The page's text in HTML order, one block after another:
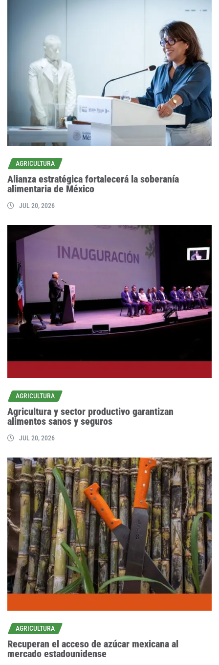
AGRICULTURA
Alianza estratégica fortalecerá la soberanía
alimentaria de México
JUL 20, 2026
AGRICULTURA
Agricultura y sector productivo garantizan
alimentos sanos y seguros
JUL 20, 2026
AGRICULTURA
Recuperan el acceso de azúcar mexicana al
mercado estadounidense